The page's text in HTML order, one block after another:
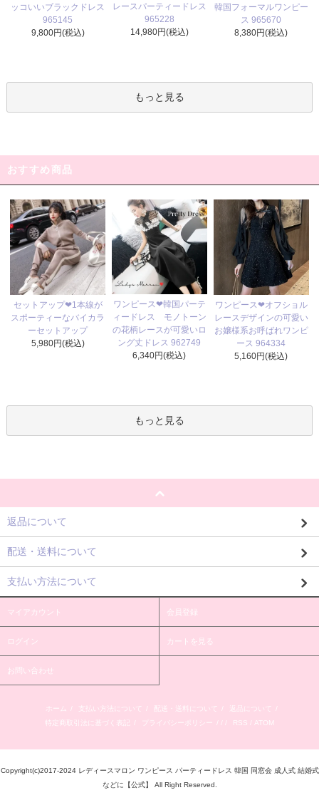
ッコいいブラックドレス
965145
9,800円(税込)
レースパーティードレス
965228
14,980円(税込)
韓国フォーマルワンピー
ス 965670
8,380円(税込)
もっと見る
おすすめ商品
セットアップ❤1本線が
スポーティーなバイカラ
ーセットアップ
5,980円(税込)
ワンピース❤韓国パーテ
ィードレス モノトーン
の花柄レースが可愛いロ
ング丈ドレス 962749
6,340円(税込)
ワンピース❤オフショル
レースデザインの可愛い
お嬢様系お呼ばれワンピ
ース 964334
5,160円(税込)
もっと見る
返品について
配送・送料について
支払い方法について
マイアカウント 会員登録
ログイン カートを見る
お問い合わせ
ホーム / 支払い方法について / 配送・送料について / 返品について
/
特定商取引法に基づく表記
/ プライバシーポリシー / / / RSS / ATOM
Copyright(c)2017-2024 レディースマロン ワンピース パーティードレス 韓国 同窓会 成人式 結婚式
などに【公式】 All Right Reserved.